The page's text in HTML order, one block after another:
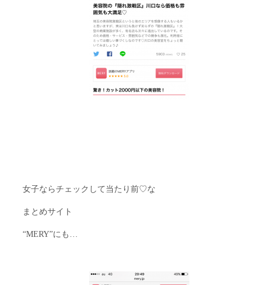
女子ならチェックして当たり前♡な
まとめサイト
“MERY”にも…